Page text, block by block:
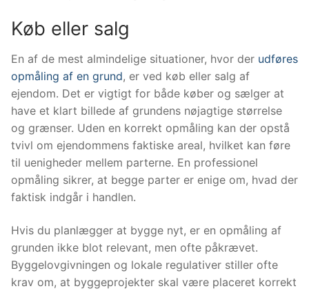
Køb eller salg
En af de mest almindelige situationer, hvor der udføres
opmåling af en grund, er ved køb eller salg af
ejendom. Det er vigtigt for både køber og sælger at
have et klart billede af grundens nøjagtige størrelse
og grænser. Uden en korrekt opmåling kan der opstå
tvivl om ejendommens faktiske areal, hvilket kan føre
til uenigheder mellem parterne. En professionel
opmåling sikrer, at begge parter er enige om, hvad der
faktisk indgår i handlen.
Hvis du planlægger at bygge nyt, er en opmåling af
grunden ikke blot relevant, men ofte påkrævet.
Byggelovgivningen og lokale regulativer stiller ofte
krav om, at byggeprojekter skal være placeret korrekt